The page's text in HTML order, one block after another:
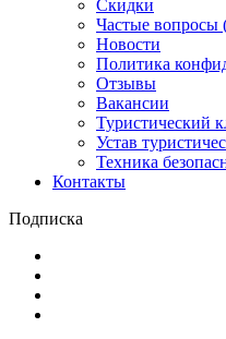
Скидки
Частые вопросы
Новости
Политика
Отзывы
Вакансии
Туристический
Устав
Техника
Контакты
Подписка